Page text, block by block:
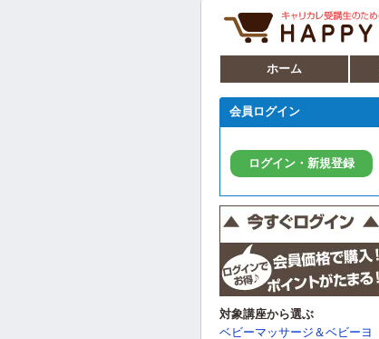
ホーム
会員ログイン
ログイン・新規登録
対象講座から選ぶ
ベビーマッサージ＆ベビーヨ